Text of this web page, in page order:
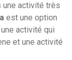
une activité très
est une option
activité qui
et une activité